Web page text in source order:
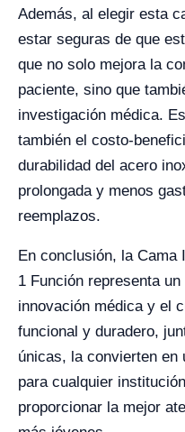
Además, al elegir esta
estar seguras de que
que no solo mejora la
paciente, sino que
investigación médica.
también el costo-
durabilidad del acero
prolongada y menos
reemplazos.
En conclusión, la Cama
1 Función representa
innovación médica y el
funcional y duradero,
únicas, la convierten en
para cualquier
proporcionar la mejor